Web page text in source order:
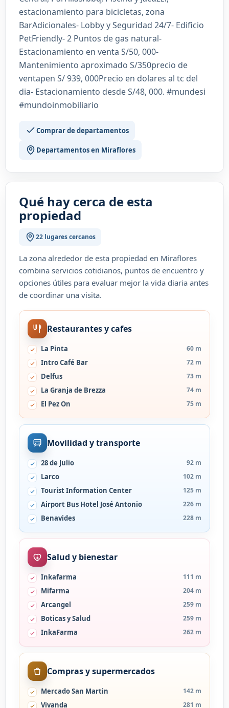
estacionamiento para bicicletas, zona
BarAdicionales- Lobby y Seguridad 24/7- Edificio
PetFriendly- 2 Puntos de gas natural-
Estacionamiento en venta S/50, 000-
Mantenimiento aproximado S/350precio de
ventapen S/ 939, 000Precio en dolares al tc del
dia- Estacionamiento desde S/48, 000. #mundesi
#mundoinmobiliario
Comprar de departamentos
Departamentos en Miraflores
Qué hay cerca de esta
propiedad
22 lugares cercanos
La zona alrededor de esta propiedad en Miraflores
combina servicios cotidianos, puntos de encuentro y
opciones útiles para evaluar mejor la vida diaria antes
de coordinar una visita.
Restaurantes y cafes
La Pinta 60 m
Intro Café Bar 72 m
Delfus 73 m
La Granja de Brezza 74 m
El Pez On 75 m
Movilidad y transporte
28 de Julio 92 m
Larco 102 m
Tourist Information Center 125 m
Airport Bus Hotel José Antonio 226 m
Benavides 228 m
Salud y bienestar
Inkafarma 111 m
Mifarma 204 m
Arcangel 259 m
Boticas y Salud 259 m
InkaFarma 262 m
Compras y supermercados
Mercado San Martin 142 m
Vivanda 281 m